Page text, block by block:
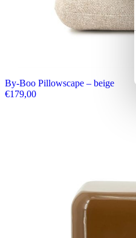
By-Boo Pillowscape – beige
€179,00